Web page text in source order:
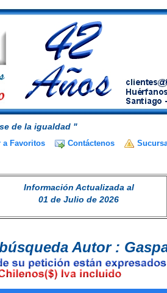
de la igualdad "
a Favoritos Contáctenos
Información Actualizada al
01 de Julio de 2026
Autor :